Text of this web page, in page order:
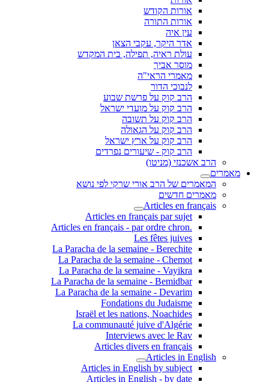
אורות הקודש
אורות התורה
עין איה
אדר היקר, עקבי הצאן
עולת ראיה, תפילה, בית המקדש
מוסר אביך
מאמרי הראי"ה
לנבוכי הדור
הרב קוק על פרשת שבוע
הרב קוק על מועדי ישראל
הרב קוק על תשובה
הרב קוק על הגאולה
הרב קוק על ארץ ישראל
הרב קוק - שיעורים נפרדים
הרב אשכנזי (מניטו)
מאמרים
המאמרים של הרב אורי שרקי לפי נושא
מאמרים חדשים
Articles en français
Articles en français par sujet
.Articles en français - par ordre chron
Les fêtes juives
La Paracha de la semaine - Berechite
La Paracha de la semaine - Chemot
La Paracha de la semaine - Vayikra
La Paracha de la semaine - Bemidbar
La Paracha de la semaine - Devarim
Fondations du Judaisme
Israël et les nations, Noachides
La communauté juive d'Algérie
Interviews avec le Rav
Articles divers en français
Articles in English
Articles in English by subject
Articles in English - by date